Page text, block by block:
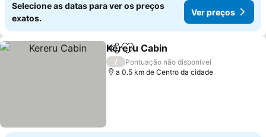
Selecione as datas para ver os preços
exatos.
Ver preços
PartilharAdicionar aos favoritos
Kereru Cabin
/
Pontuação não disponível
a 0.5 km de Centro da cidade